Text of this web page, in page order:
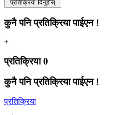
कुनै पनि प्रतिक्रिया पाईएन !
+
प्रतिक्रिया0
कुनै पनि प्रतिक्रिया पाईएन !
प्रतिक्रिया